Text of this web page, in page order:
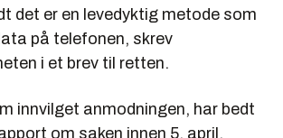
det er en levedyktig metode som
på telefonen, skrev
i et brev til retten.
innvilget anmodningen, har bedt
om saken innen 5. april.